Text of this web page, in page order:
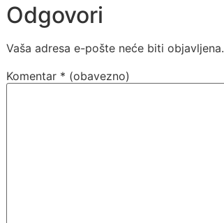
Odgovori
Vaša adresa e-pošte neće biti objavljena.
Komentar * (obavezno)